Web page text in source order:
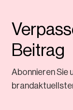
Beitrag
Abonnieren Sie